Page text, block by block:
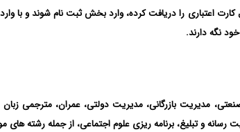
اعتباری را دریافت کرده، وارد بخش ثبت نام شوند و با
نگه دارند.
مدیریت بازرگانی، مدیریت دولتی، عمران، مترجمی زبان
و تبلیغ، برنامه ریزی علوم اجتماعی، از جمله رشته